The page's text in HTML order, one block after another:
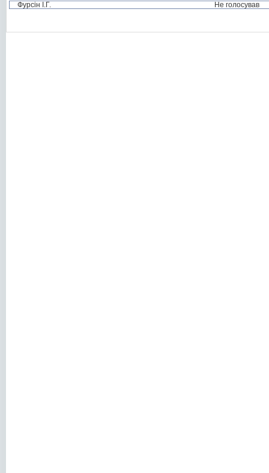
Фурсін І.Г.
Не голосував